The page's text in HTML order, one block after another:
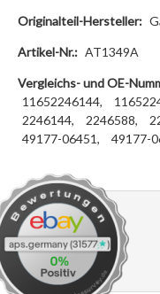
Originalteil-Hersteller:
Artikel-Nr.: AT1349A
Vergleichs- und OE-
11652246144,
2246144,
2246588,
49177-06451,
49177-